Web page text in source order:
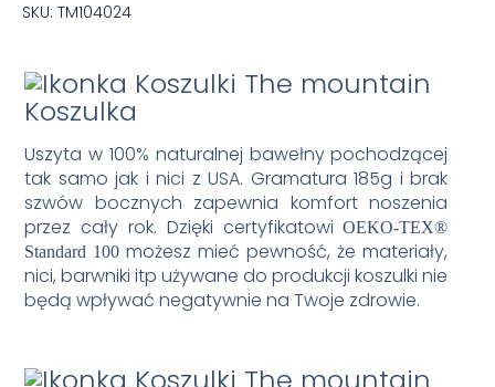
SKU: TM104024
Koszulka
Uszyta w 100% naturalnej bawełny pochodzącej
tak samo jak i nici z USA. Gramatura 185g i brak
szwów bocznych zapewnia komfort noszenia
przez cały rok. Dzięki certyfikatowiOEKO-TEX®
Standard 100możesz mieć pewność, że materiały,
nici, barwniki itp używane do produkcji koszulki nie
będą wpływać negatywnie na Twoje zdrowie.